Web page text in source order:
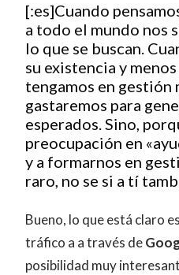
[:es]Cuando
a todo el mundo nos
lo que se buscan.
su existencia y
tengamos en gestión
gastaremos para
esperados. Sino,
preocupación en
y a formarnos en
raro, no se si a tí
Bueno, lo que está claro
tráfico a a través de
posibilidad muy